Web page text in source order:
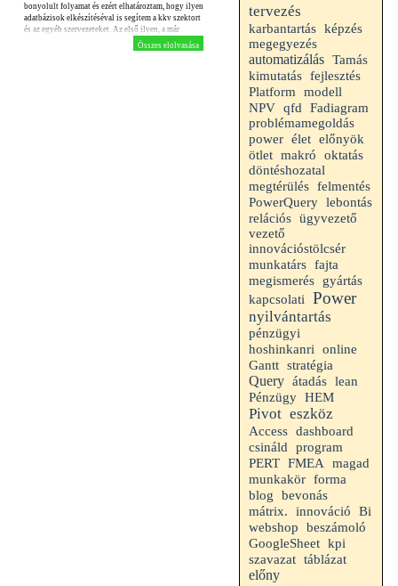
bonyolult folyamat és ezért elhatároztam, hogy ilyen
adatbázisok elkészítéséval is segítem a kkv szektort
és az egyéb szervezeteket. Az első ilyen, a már
kapható Humán erőforrás menedzsment (HEM)
Összes elolvasása
tervezés
karbantartás képzés
megegyezés
automatizálás Tamás
kimutatás fejlesztés
Platform
modell
NPV qfd
Fadiagram
problémamegoldás
power élet előnyök
ötlet makró
oktatás
döntéshozatal
megtérülés felmentés
PowerQuery lebontás
relációs ügyvezető
vezető
innovációstölcsér
munkatárs fajta
megismerés
gyártás
kapcsolati
Power
nyilvántartás
pénzügyi
hoshinkanri
online
Gantt stratégia
Query átadás lean
Pénzügy HEM
Pivot eszköz
Access dashboard
csináld
program
PERT FMEA
magad
munkakör forma
blog
bevonás
mátrix.
innováció
Bi
webshop
beszámoló
GoogleSheet kpi
szavazat táblázat
előny